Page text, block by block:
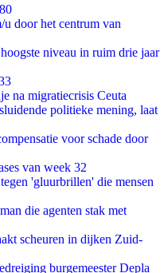
door het centrum van
niveau in ruim drie jaar
na migratiecrisis Ceuta
politieke mening, laat
voor schade door
van week 32
'gluurbrillen' die mensen
die agenten stak met
scheuren in dijken Zuid-
burgemeester Depla